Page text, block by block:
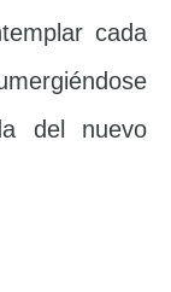
cada
del nuevo